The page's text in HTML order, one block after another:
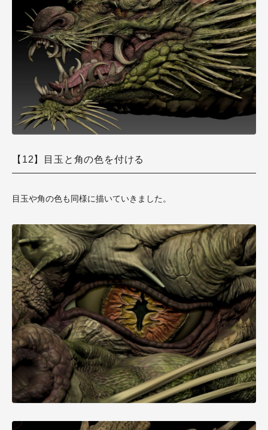
【12】目玉と角の色を付ける
目玉や角の色も同様に描いていきました。